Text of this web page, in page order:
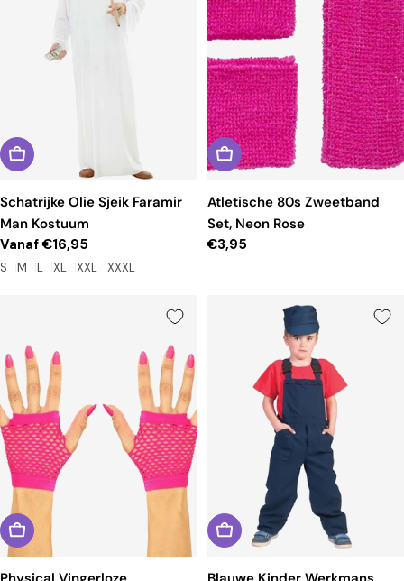
Schatrijke Olie Sjeik Faramir
Man Kostuum
Reguliere
prijs
Vanaf €16,95
S M L XL XXL XXXL
Atletische 80s Zweetband
Set, Neon Rose
Reguliere
€3,95